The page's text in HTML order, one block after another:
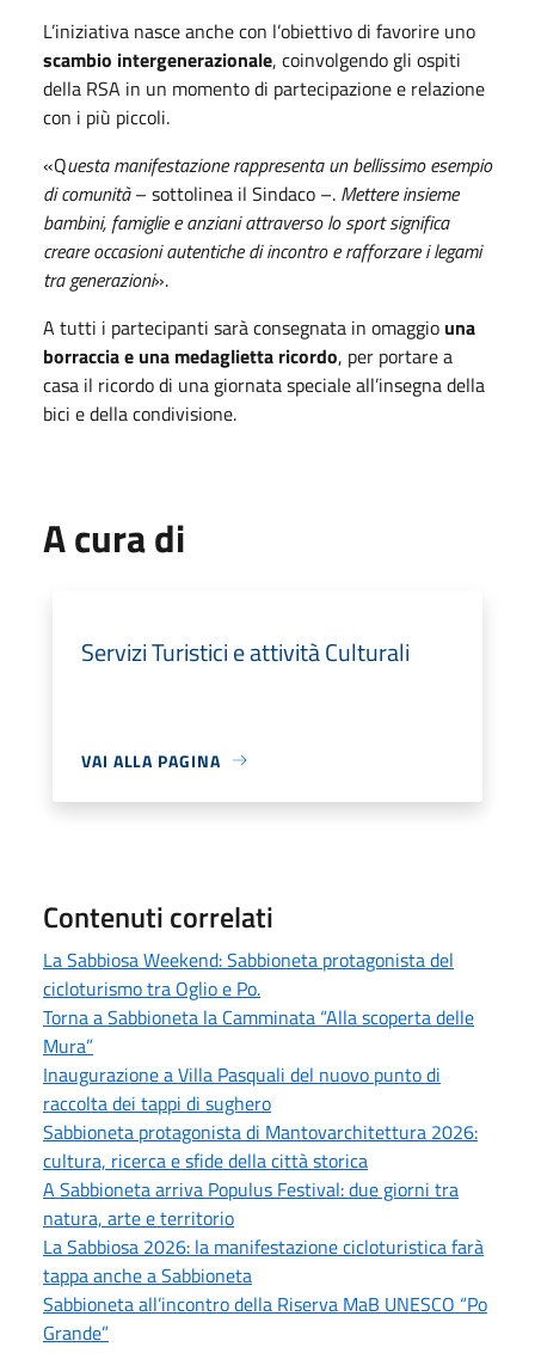
L’iniziativa nasce anche con l’obiettivo di favorire uno
scambio intergenerazionale, coinvolgendo gli ospiti
della RSA in un momento di partecipazione e relazione
con i più piccoli.
«Questa manifestazione rappresenta un bellissimo esempio
di comunità– sottolinea il Sindaco –. Mettere insieme
bambini, famiglie e anziani attraverso lo sport significa
creare occasioni autentiche di incontro e rafforzare i legami
tra generazioni».
A tutti i partecipanti sarà consegnata in omaggio una
borraccia e una medaglietta ricordo, per portare a
casa il ricordo di una giornata speciale all’insegna della
bici e della condivisione.
A cura di
Servizi Turistici e attività Culturali
VAI ALLA PAGINA
Contenuti correlati
La Sabbiosa Weekend: Sabbioneta protagonista del
cicloturismo tra Oglio e Po.
Torna a Sabbioneta la Camminata “Alla scoperta delle
Mura”
Inaugurazione a Villa Pasquali del nuovo punto di
raccolta dei tappi di sughero
Sabbioneta protagonista di Mantovarchitettura 2026:
cultura, ricerca e sfide della città storica
A Sabbioneta arriva Populus Festival: due giorni tra
natura, arte e territorio
La Sabbiosa 2026: la manifestazione cicloturistica farà
tappa anche a Sabbioneta
Sabbioneta all’incontro della Riserva MaB UNESCO “Po
Grande”